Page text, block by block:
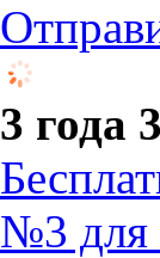
3 года
№3 для